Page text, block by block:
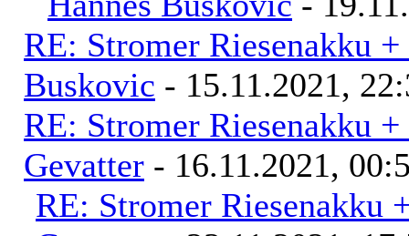
RE: Stromer Riesenakku
Buskovic - 15.11.2021,
RE: Stromer Riesenakku
Gevatter - 16.11.2021,
RE: Stromer Riesenakku